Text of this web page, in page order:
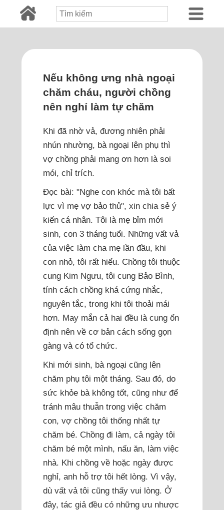
Nếu không ưng nhà ngoại
chăm cháu, người chồng
nên nghỉ làm tự chăm
Khi đã nhờ vả, đương nhiên phải
nhún nhường, bà ngoại lên phụ thì
vợ chồng phải mang ơn hơn là soi
mói, chỉ trích.
Đọc bài: "Nghe con khóc mà tôi bất
lực vì mẹ vợ bảo thủ", xin chia sẻ ý
kiến cá nhân. Tôi là mẹ bỉm mới
sinh, con 3 tháng tuổi. Những vất vả
của việc làm cha mẹ lần đầu, khi
con nhỏ, tôi rất hiểu. Chồng tôi thuộc
cung Kim Ngưu, tôi cung Bảo Bình,
tính cách chồng khá cứng nhắc,
nguyên tắc, trong khi tôi thoải mái
hơn. May mắn cả hai đều là cung ổn
định nên về cơ bản cách sống gọn
gàng và có tổ chức.
Khi mới sinh, bà ngoại cũng lên
chăm phụ tôi một tháng. Sau đó, do
sức khỏe bà không tốt, cũng như để
tránh mâu thuẫn trong việc chăm
con, vợ chồng tôi thống nhất tự
chăm bé. Chồng đi làm, cả ngày tôi
chăm bé một mình, nấu ăn, làm việc
nhà. Khi chồng về hoặc ngày được
nghỉ, anh hỗ trợ tôi hết lòng. Vì vậy,
dù vất vả tôi cũng thấy vui lòng. Ở
đây, tác giả đều có những ưu nhược